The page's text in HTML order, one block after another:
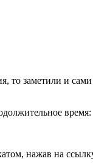
то заметили и
время:
нажав на